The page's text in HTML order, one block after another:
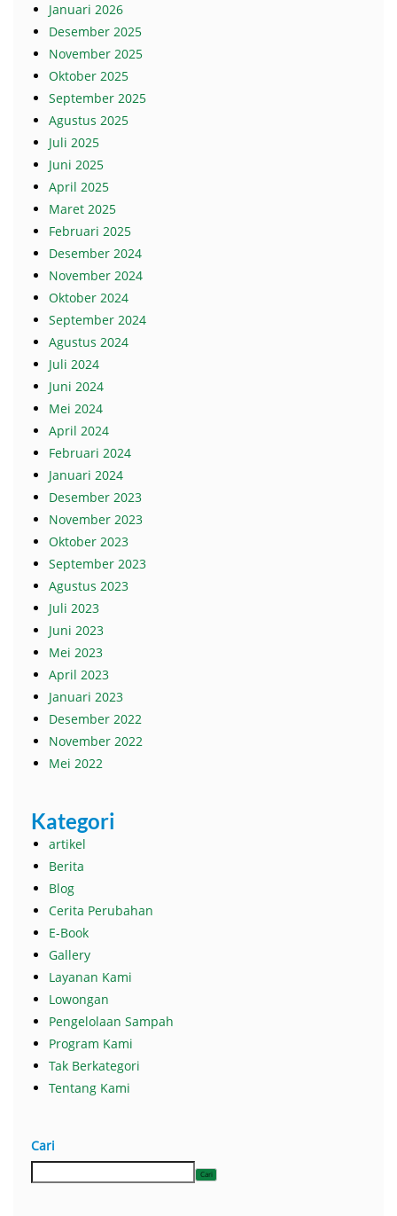
Januari 2026
Desember 2025
November 2025
Oktober 2025
September 2025
Agustus 2025
Juli 2025
Juni 2025
April 2025
Maret 2025
Februari 2025
Desember 2024
November 2024
Oktober 2024
September 2024
Agustus 2024
Juli 2024
Juni 2024
Mei 2024
April 2024
Februari 2024
Januari 2024
Desember 2023
November 2023
Oktober 2023
September 2023
Agustus 2023
Juli 2023
Juni 2023
Mei 2023
April 2023
Januari 2023
Desember 2022
November 2022
Mei 2022
Kategori
artikel
Berita
Blog
Cerita Perubahan
E-Book
Gallery
Layanan Kami
Lowongan
Pengelolaan Sampah
Program Kami
Tak Berkategori
Tentang Kami
Cari
Cari